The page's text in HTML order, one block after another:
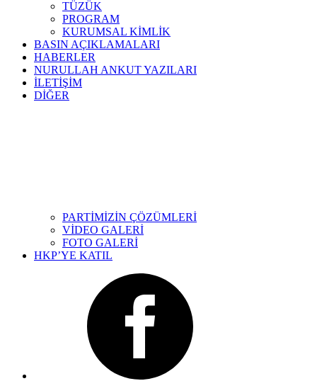
TÜZÜK
PROGRAM
KURUMSAL KİMLİK
BASIN AÇIKLAMALARI
HABERLER
NURULLAH ANKUT YAZILARI
İLETİŞİM
DİĞER
PARTİMİZİN ÇÖZÜMLERİ
VİDEO GALERİ
FOTO GALERİ
HKP’YE KATIL